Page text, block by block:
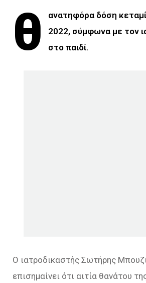
θ
ανατηφόρα δόση
2022, σύμφωνα με τον
στο παιδί.
Ο ιατροδικαστής Σωτήρης
επισημαίνει ότι αιτία θανάτου